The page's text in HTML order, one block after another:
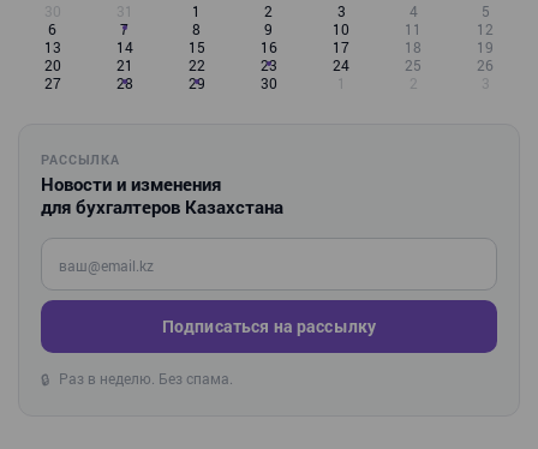
30 31 1 2 3 4
5
6
7 8 9 10 11
12
13
14 15 16 17 18
19
20
21 22 23 24 25
26
27
28 29 30 1 2 3
РАССЫЛКА
Новости и изменения
для бухгалтеров Казахстана
Введите ваш e-mail
Подписаться на рассылку
🔒 Раз в неделю. Без спама.